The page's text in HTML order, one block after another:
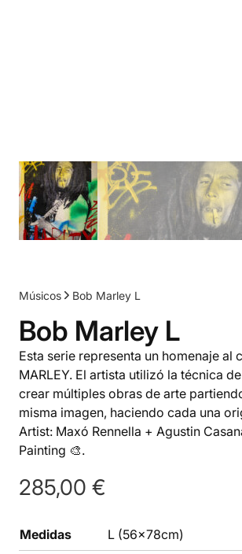
Músicos Bob Marley L
Bob Marley L
Esta serie representa un homenaje al
MARLEY. El artista utilizó la técnica
crear múltiples obras de arte
misma imagen, haciendo cada una
Artist: Maxó Rennella + Agustin
Painting 🎨.
285,00 €
Medidas L (56x78cm)